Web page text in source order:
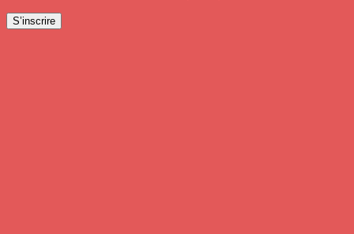
S’inscrire